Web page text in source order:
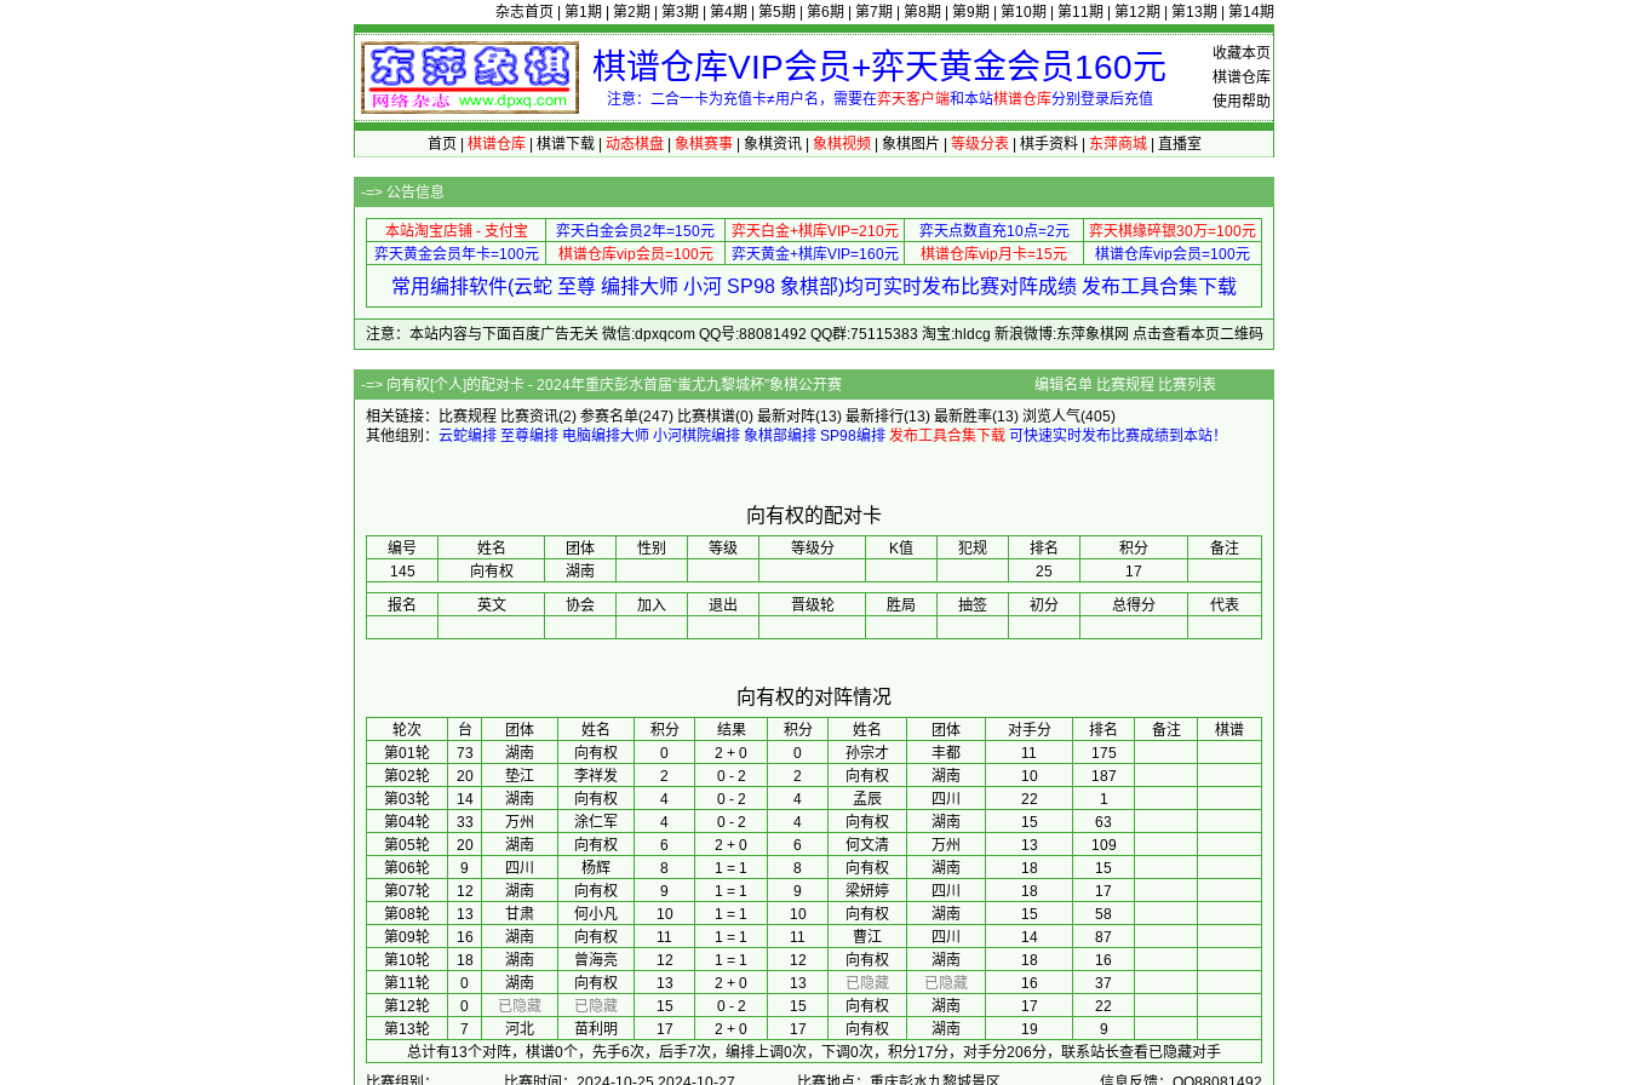
杂志首页 第1期 第2期 第3期 第4期 第5期 第6期 第7期 第8期 第9期 第10期 第11期 第12期 第13期 第14期
收藏本页
棋谱仓库
使用帮助
棋谱仓库VIP会员+弈天黄金会员160元
注意：二合一卡为充值卡≠用户名，需要在弈天客户端和本站棋谱仓库分别登录后充值
首页 棋谱仓库| 棋谱下载| 动态棋盘| 象棋赛事| 象棋资讯| 象棋视频 象棋图片 等级分表| 棋手资料| 东萍商城| 直播室
-=> 公告信息
本站淘宝店铺 - 支付宝 弈天白金会员2年=150元 弈天白金+棋库VIP=210元 弈天点数直充10点=2元
弈天棋缘碎银30万=100元
弈天黄金会员年卡=100元
棋谱仓库vip会员=100元 弈天黄金+棋库VIP=160元 棋谱仓库vip月卡=15元 棋谱仓库vip会员=100元
常用编排软件(云蛇 至尊 编排大师 小河 SP98 象棋部)均可实时发布比赛对阵成绩 发布工具合集下载
注意：本站内容与下面百度广告无关 微信:dpxqcom QQ号:88081492 QQ群:75115383 淘宝:hldcg 新浪微博:东萍象棋网 点击查看本页二维码
-=> 向有权[个人]的配对卡 - 2024年重庆彭水首届“蚩尤九黎城杯”象棋公开赛 编辑名单 比赛规程 比赛列表
相关链接：
比赛规程 比赛资讯(2) 参赛名单(247) 比赛棋谱(0) 最新对阵(13) 最新排行(13) 最新胜率(13) 浏览人气(405)
其他组别： 云蛇编排 至尊编排 电脑编排大师 小河棋院编排 象棋部编排 SP98编排 发布工具合集下载 可快速实时发布比赛成绩到本站！
向有权的配对卡
编号 姓名 团体 性别 等级 等级分 K值 犯规 排名 积分
备注
145
向有权 湖南 25
17
报名
英文 协会 加入 退出 晋级轮 胜局 抽签 初分 总得分 代表
向有权的对阵情况
轮次 台 团体 姓名 积分 结果 积分 姓名 团体 对手分 排名 备注
棋谱
第01轮
73 湖南 向有权 0 2 + 0 0 孙宗才 丰都 11
175
第02轮
20 垫江 李祥发 2 0 - 2 2 向有权 湖南 10
187
第03轮
14 湖南 向有权 4 0 - 2 4 孟辰 四川 22
1
第04轮
33 万州 涂仁军 4 0 - 2 4 向有权 湖南 15
63
第05轮
20 湖南 向有权 6 2 + 0 6 何文清 万州 13
109
第06轮
9 四川 杨辉 8 1 = 1 8 向有权 湖南 18
15
第07轮
12 湖南 向有权 9 1 = 1 9 梁妍婷 四川 18
17
第08轮
13 甘肃 何小凡 10 1 = 1 10 向有权 湖南 15
58
第09轮
16 湖南 向有权 11 1 = 1 11 曹江 四川 14
87
第10轮
18 湖南 曾海亮 12 1 = 1 12 向有权 湖南 18
16
第11轮
0 湖南 向有权 13 2 + 0 13 已隐藏 已隐藏 16
37
第12轮
0 已隐藏 已隐藏 15 0 - 2 15 向有权 湖南 17
22
第13轮
7 河北 苗利明 17 2 + 0 17 向有权 湖南 19
9
总计有13个对阵，棋谱0个，先手6次，后手7次，编排上调0次，下调0次，积分17分，对手分206分，联系站长查看已隐藏对手